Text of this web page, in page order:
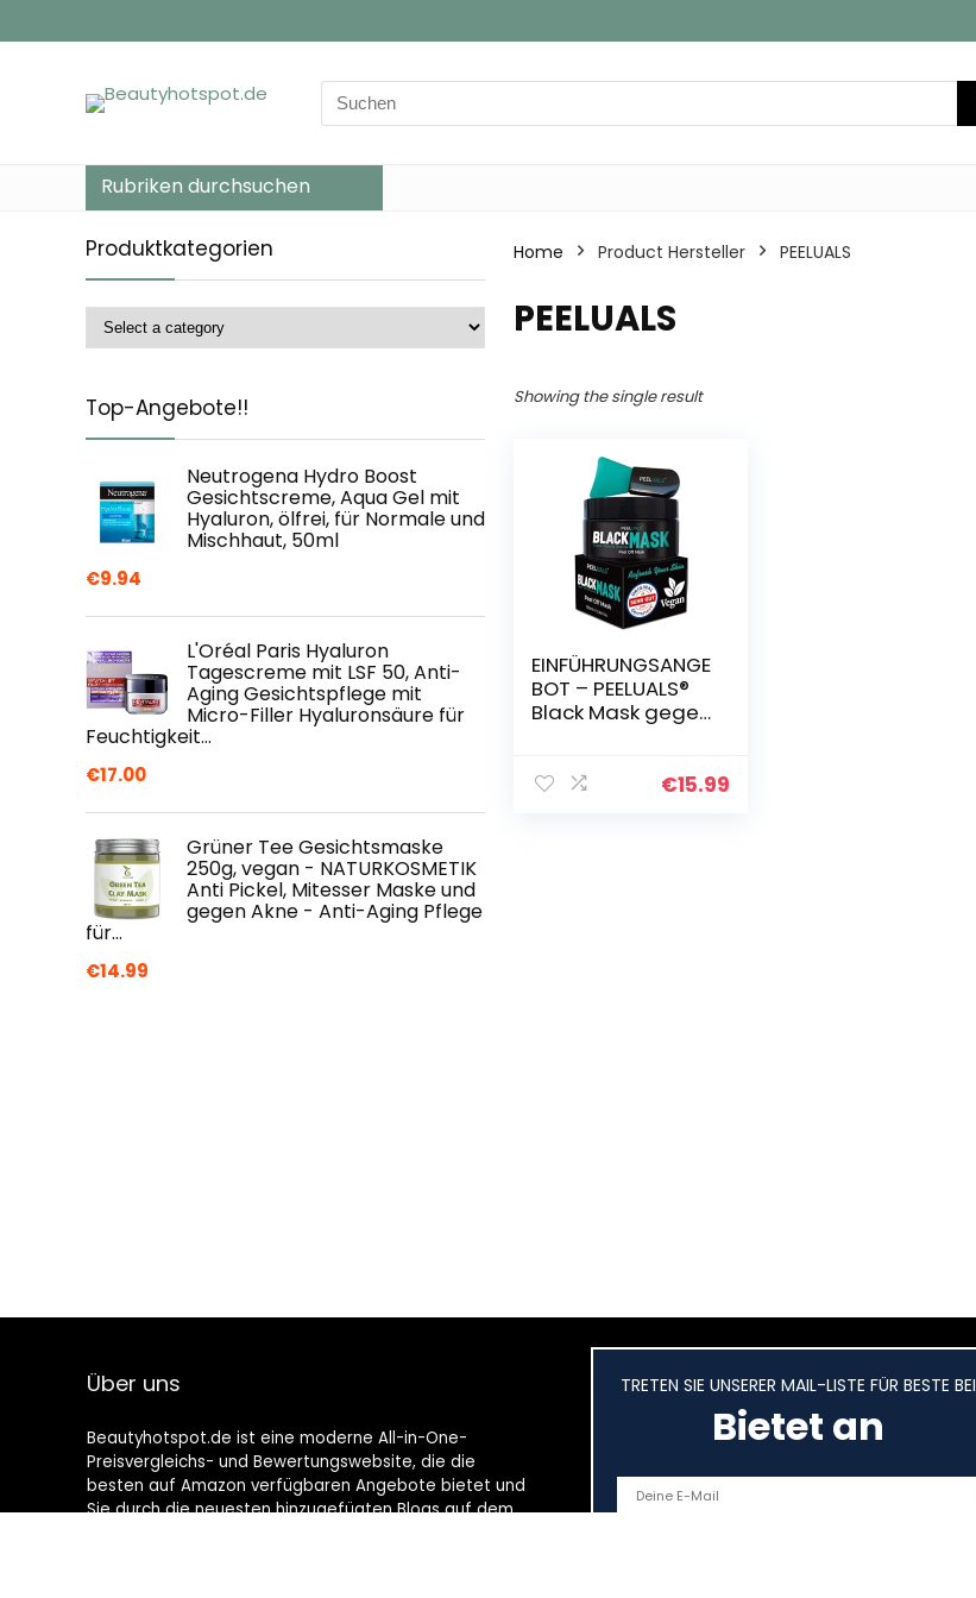
Search
for:
Rubriken durchsuchen
Produktkategorien
Top-Angebote!!
Neutrogena Hydro Boost
Gesichtscreme, Aqua Gel mit
Hyaluron, ölfrei, für Normale und
Mischhaut, 50ml
€9.94
L'Oréal Paris Hyaluron
Tagescreme mit LSF 50, Anti-
Aging Gesichtspflege mit
Micro-Filler Hyaluronsäure für
Feuchtigkeit…
€17.00
Grüner Tee Gesichtsmaske
250g, vegan - NATURKOSMETIK
Anti Pickel, Mitesser Maske und
gegen Akne - Anti-Aging Pflege
für…
€14.99
Home Product Hersteller ‎PEELUALS
‎PEELUALS
Showing the single result
EINFÜHRUNGSANGE
BOT – PEELUALS®
Black Mask gegen
Off Maske +
€15.99
Über uns
Beautyhotspot.de ist eine moderne All-in-One-
Preisvergleichs- und Bewertungswebsite, die die
besten auf Amazon verfügbaren Angebote bietet und
Sie durch die neuesten hinzugefügten Blogs auf dem
TRETEN SIE UNSERER MAIL-LISTE FÜR BESTE BEI
Bietet an